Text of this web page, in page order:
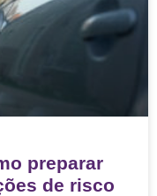
preparar
de risco